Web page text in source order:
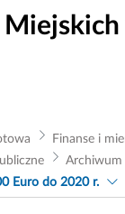
Miejskich
Finanse i
Archiwum
Euro do 2020 r.